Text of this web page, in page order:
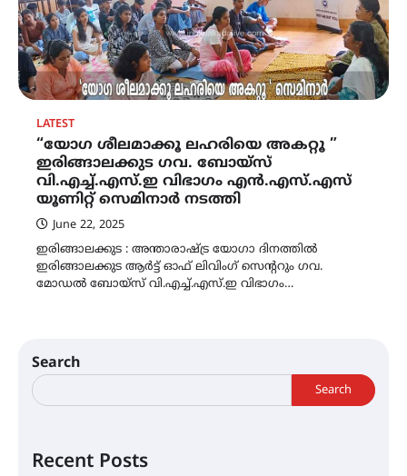
LATEST
“യോഗ ശീലമാക്കൂ ലഹരിയെ അകറ്റൂ ”
ഇരിങ്ങാലക്കുട ഗവ. ബോയ്സ്
വി.എച്ച്.എസ്.ഇ വിഭാഗം എൻ.എസ്.എസ്
യൂണിറ്റ് സെമിനാർ നടത്തി
June 22, 2025
ഇരിങ്ങാലക്കുട : അന്താരാഷ്ട്ര യോഗാ ദിനത്തിൽ
ഇരിങ്ങാലക്കുട ആർട്ട് ഓഫ് ലിവിംഗ് സെൻ്ററും ഗവ.
മോഡൽ ബോയ്സ് വി.എച്ച്.എസ്.ഇ വിഭാഗം…
Search
Search
Recent Posts